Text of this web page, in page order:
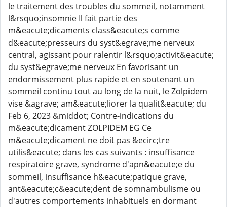
le traitement des troubles du sommeil, notamment
l&rsquo;insomnie Il fait partie des
m&eacute;dicaments class&eacute;s comme
d&eacute;presseurs du syst&egrave;me nerveux
central, agissant pour ralentir l&rsquo;activit&eacute;
du syst&egrave;me nerveux En favorisant un
endormissement plus rapide et en soutenant un
sommeil continu tout au long de la nuit, le Zolpidem
vise &agrave; am&eacute;liorer la qualit&eacute; du
Feb 6, 2023 &middot; Contre-indications du
m&eacute;dicament ZOLPIDEM EG Ce
m&eacute;dicament ne doit pas &ecirc;tre
utilis&eacute; dans les cas suivants : insuffisance
respiratoire grave, syndrome d'apn&eacute;e du
sommeil, insuffisance h&eacute;patique grave,
ant&eacute;c&eacute;dent de somnambulisme ou
d'autres comportements inhabituels en dormant